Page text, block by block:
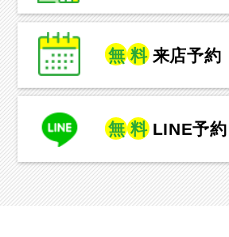
無 料 来店予約
無 料 LINE予約